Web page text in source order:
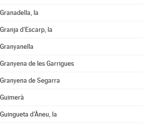
Granadella, la
Granja d'Escarp, la
Granyanella
Granyena de les Garrigues
Granyena de Segarra
Guimerà
Guingueta d'Àneu, la